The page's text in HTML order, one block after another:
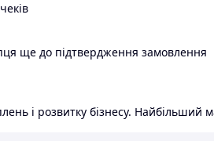
ще до підтвердження замовлення
і розвитку бізнесу. Найбільший